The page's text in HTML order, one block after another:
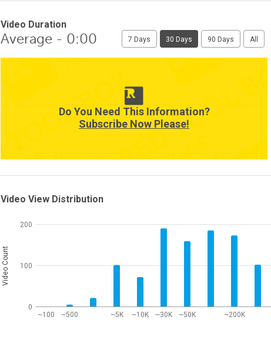
Video Duration
Average - 0:00 7 Days 30 Days 90 Days All
Do You Need This Information?
Subscribe Now Please!
Video View Distribution
~100 ~500 ~5K ~10K ~30K ~50K ~200K
0
100
200
Video Count